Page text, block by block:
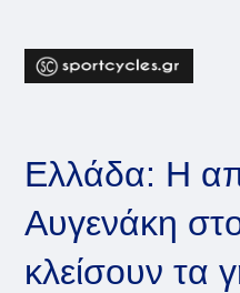
content
Ελλάδα: Η
Αυγενάκη
κλείσουν τα